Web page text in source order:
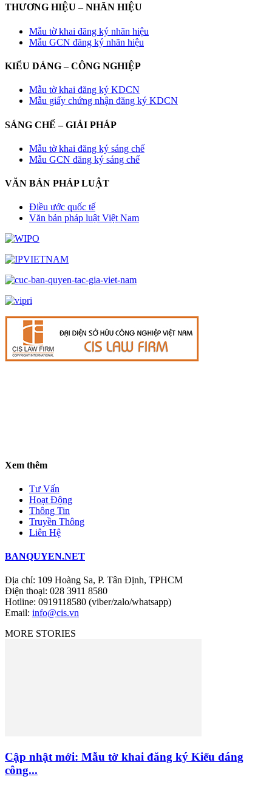
THƯƠNG HIỆU – NHÃN HIỆU
Mẫu tờ khai đăng ký nhãn hiệu
Mẫu GCN đăng ký nhãn hiệu
KIỂU DÁNG – CÔNG NGHIỆP
Mẫu tờ khai đăng ký KDCN
Mẫu giấy chứng nhận đăng ký KDCN
SÁNG CHẾ – GIẢI PHÁP
Mẫu tờ khai đăng ký sáng chế
Mẫu GCN đăng ký sáng chế
VĂN BẢN PHÁP LUẬT
Điều ước quốc tế
Văn bản pháp luật Việt Nam
Xem thêm
Tư Vấn
Hoạt Động
Thông Tin
Truyền Thông
Liên Hệ
BANQUYEN.NET
Địa chỉ: 109 Hoàng Sa, P. Tân Định, TPHCM
Điện thoại: 028 3911 8580
Hotline: 0919118580 (viber/zalo/whatsapp)
Email: info@cis.vn
MORE STORIES
Cập nhật mới: Mẫu tờ khai đăng ký Kiểu dáng
công...